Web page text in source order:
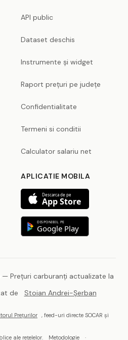
API public
Dataset deschis
Instrumente și widget
Raport prețuri pe județe
Confidentialitate
Termeni si conditii
Calculator salariu net
APLICATIE MOBILA
Descarca de pe
App Store
DISPONIBIL PE
Google Play
Prețuri carburanți actualizate la
de
Stoian Andrei-Șerban
Prețurilor , feed-uri directe SOCAR și
ale rețelelor. Metodologie ·